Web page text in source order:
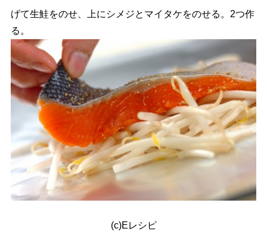
げて生鮭をのせ、上にシメジとマイタケをのせる。2つ作
る。
(c)Eレシピ